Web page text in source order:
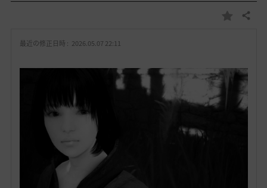
お
り
共有する
最近の修正日時 : 2026.05.07 22:11